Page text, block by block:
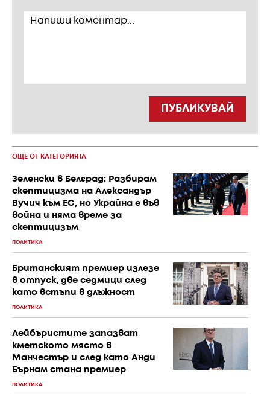
ПУБЛИКУВАЙ
ОЩЕ ОТ КАТЕГОРИЯТА
Зеленски в Белград: Разбирам
скептицизма на Александър
Вучич към ЕС, но Украйна е във
война и няма време за
скептицизъм
ПОЛИТИКА
Британският премиер излезе
в отпуск, две седмици след
като встъпи в длъжност
ПОЛИТИКА
Лейбъристите запазват
кметското място в
Манчестър и след като Анди
Бърнам стана премиер
ПОЛИТИКА